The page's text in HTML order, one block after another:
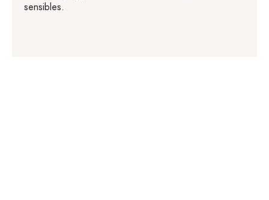
sensibles.